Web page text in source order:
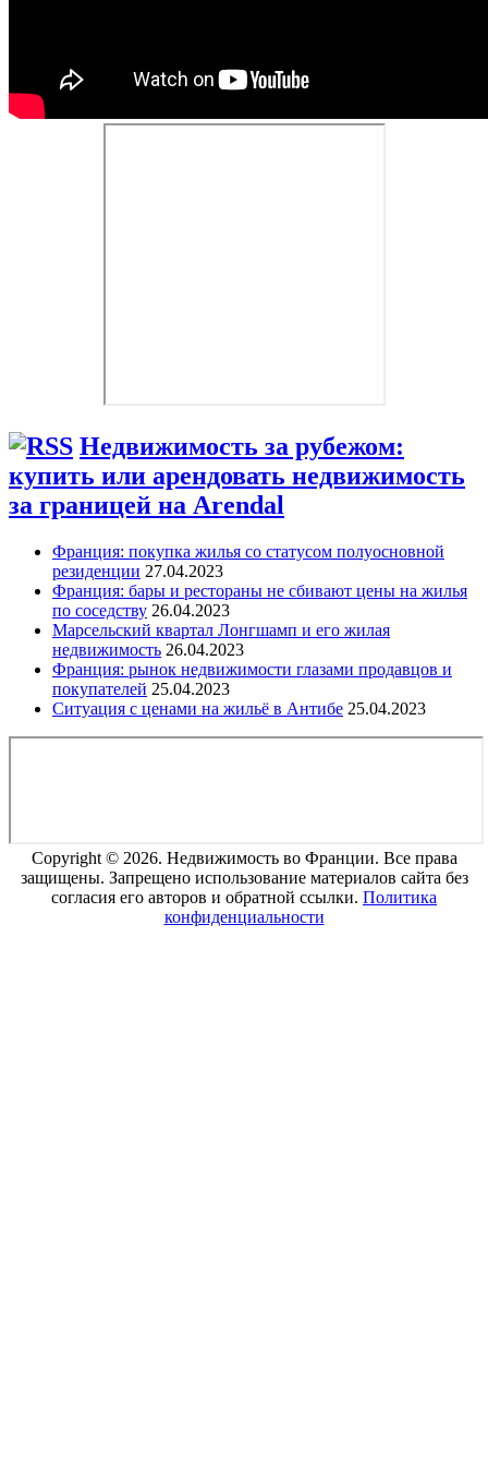
Недвижимость за рубежом:
купить или арендовать недвижимость
за границей на Arendal
Франция: покупка жилья со статусом полуосновной
резиденции 27.04.2023
Франция: бары и рестораны не сбивают цены на жилья
по соседству 26.04.2023
Марсельский квартал Лонгшамп и его жилая
недвижимость 26.04.2023
Франция: рынок недвижимости глазами продавцов и
покупателей 25.04.2023
Ситуация с ценами на жильё в Антибе 25.04.2023
Copyright © 2026. Недвижимость во Франции. Все права
защищены. Запрещено использование материалов сайта без
согласия его авторов и обратной ссылки. Политика
конфиденциальности